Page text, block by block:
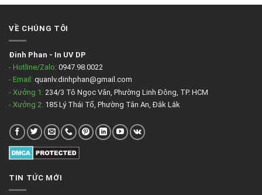
VỀ CHÚNG TÔI
Đinh Phan - In UV DP
- Hotline/Zalo: 0947.98.0022
- Email: quanlv.dinhphan@gmail.com
- Xưởng 1: 234/3 Tô Ngọc Vân, Phường Linh Đông, TP. HCM
- Xưởng 2: 185 Lý Thái Tổ, Phường Tân An, Đắk Lắk
TIN TỨC MỚI